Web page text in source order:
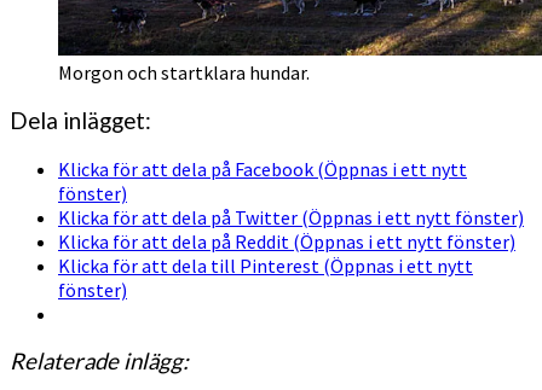
Morgon och startklara hundar.
Dela inlägget:
Klicka för att dela på Facebook (Öppnas i ett nytt
fönster)
Klicka för att dela på Twitter (Öppnas i ett nytt fönster)
Klicka för att dela på Reddit (Öppnas i ett nytt fönster)
Klicka för att dela till Pinterest (Öppnas i ett nytt
fönster)
Relaterade inlägg: